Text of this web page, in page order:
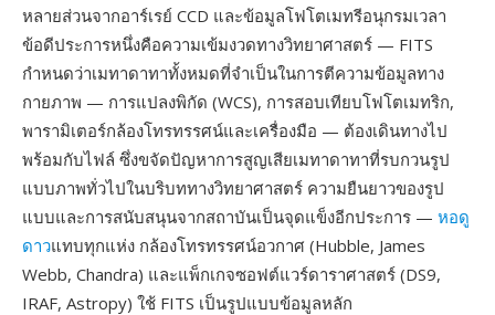
หลายส่วนจากอาร์เรย์ CCD และข้อมูลโฟโตเมทรีอนุกรมเวลา
ข้อดีประการหนึ่งคือความเข้มงวดทางวิทยาศาสตร์ — FITS
กำหนดว่าเมทาดาทาทั้งหมดที่จำเป็นในการตีความข้อมูลทาง
กายภาพ — การแปลงพิกัด (WCS), การสอบเทียบโฟโตเมทริก,
พารามิเตอร์กล้องโทรทรรศน์และเครื่องมือ — ต้องเดินทางไป
พร้อมกับไฟล์ ซึ่งขจัดปัญหาการสูญเสียเมทาดาทาที่รบกวนรูป
แบบภาพทั่วไปในบริบททางวิทยาศาสตร์ ความยืนยาวของรูป
แบบและการสนับสนุนจากสถาบันเป็นจุดแข็งอีกประการ — หอดู
ดาวแทบทุกแห่ง กล้องโทรทรรศน์อวกาศ (Hubble, James
Webb, Chandra) และแพ็กเกจซอฟต์แวร์ดาราศาสตร์ (DS9,
IRAF, Astropy) ใช้ FITS เป็นรูปแบบข้อมูลหลัก